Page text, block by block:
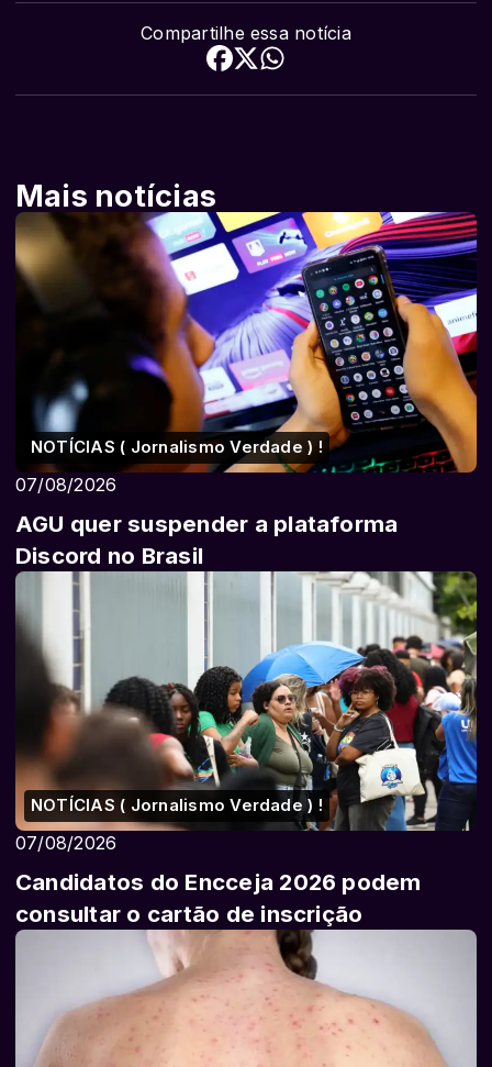
Compartilhe essa notícia
Mais notícias
NOTÍCIAS ( Jornalismo Verdade ) !
07/08/2026
AGU quer suspender a plataforma
Discord no Brasil
NOTÍCIAS ( Jornalismo Verdade ) !
07/08/2026
Candidatos do Encceja 2026 podem
consultar o cartão de inscrição